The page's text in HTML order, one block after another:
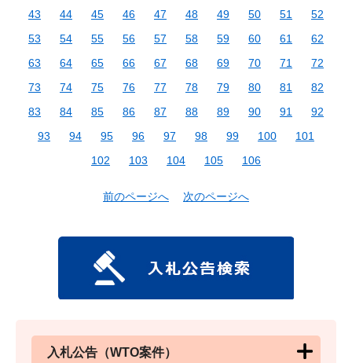
43
44 45 46 47 48 49 50 51
52
53
54 55 56 57 58 59 60 61
62
63
64 65 66 67 68 69 70 71
72
73
74 75 76 77 78 79 80 81
82
83
84 85 86 87 88 89 90 91
92
93
94 95 96 97 98 99 100
101
102
103 104 105 106
前のページへ 次のページへ
入札公告（WTO案件）